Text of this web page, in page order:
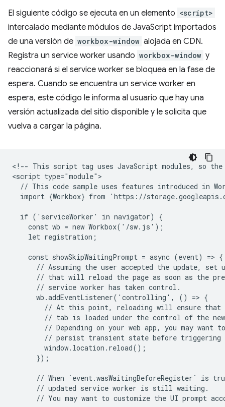
El siguiente código se ejecuta en un elemento <script>
intercalado mediante módulos de JavaScript importados
de una versión de workbox-window alojada en CDN.
Registra un service worker usando workbox-window y
reaccionará si el service worker se bloquea en la fase de
espera. Cuando se encuentra un service worker en
espera, este código le informa al usuario que hay una
versión actualizada del sitio disponible y le solicita que
vuelva a cargar la página.
<!-- This script tag uses JavaScript modules, so
<script type="module">
// This code sample uses features introduced in
import {Workbox} from 'https://
  if ('serviceWorker' in navigator) {
    const wb = new Workbox('/sw.js');
    let registration;
    const showSkipWaitingPrompt = async (event) => {
// Assuming the user accepted the update, set
// that will reload the page as soon as the
      // service worker has taken control.
      wb.addEventListener('controlling', () => {
// At this point, reloading will ensure that
// tab is loaded under the control of the
// Depending on your web app, you may want
// persist transient state before triggering
        window.location.reload();
      });
// When `event.wasWaitingBeforeRegister` is
      // updated service worker is still waiting.
// You may want to customize the UI prompt